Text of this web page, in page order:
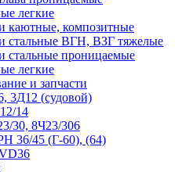
легкие
каютные, композитные
стальные ВГН, ВЗГ тяжелые
стальные проницаемые
легкие
и запчасти
3Д12 (судовой)
14
30, 8Ч23/306
36/45 (Г-60), (64)